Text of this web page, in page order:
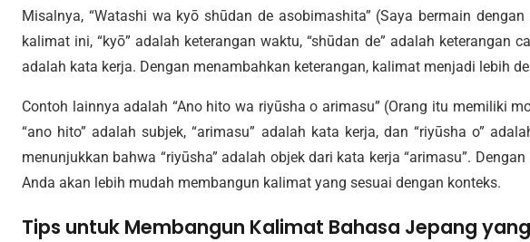
Misalnya, “Watashi wa kyō shūdan de asobimashita” (Saya bermain
kalimat ini, “kyō” adalah keterangan waktu, “shūdan de” adalah keterangan
adalah kata kerja. Dengan menambahkan keterangan, kalimat menjadi lebih
Contoh lainnya adalah “Ano hito wa riyūsha o arimasu” (Orang itu memiliki
“ano hito” adalah subjek, “arimasu” adalah kata kerja, dan “riyūsha o”
menunjukkan bahwa “riyūsha” adalah objek dari kata kerja “arimasu”.
Anda akan lebih mudah membangun kalimat yang sesuai dengan konteks.
Tips untuk Membangun Kalimat Bahasa Jepang